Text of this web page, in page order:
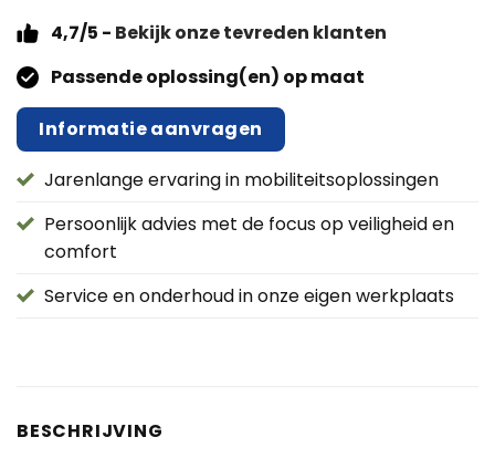
4,7/5 - Bekijk onze tevreden klanten
Passende oplossing(en) op maat
Informatie aanvragen
Jarenlange ervaring in mobiliteitsoplossingen
Persoonlijk advies met de focus op veiligheid en
comfort
Service en onderhoud in onze eigen werkplaats
BESCHRIJVING